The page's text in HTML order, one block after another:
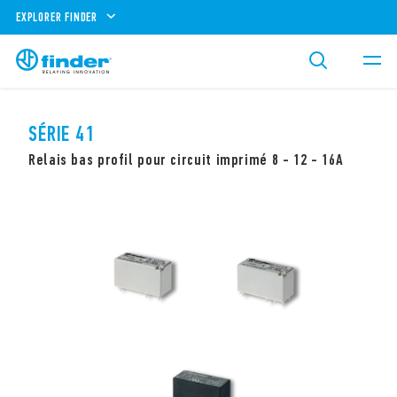
EXPLORER FINDER
SÉRIE 41
Relais bas profil pour circuit imprimé 8 - 12 - 16A